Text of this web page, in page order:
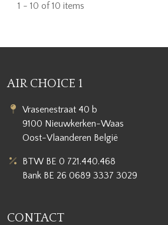
1 - 10 of 10 items
AIR CHOICE 1
Vrasenestraat 40 b
9100 Nieuwkerken-Waas
Oost-Vlaanderen België
BTW BE 0 721.440.468
Bank BE 26 0689 3337 3029
CONTACT